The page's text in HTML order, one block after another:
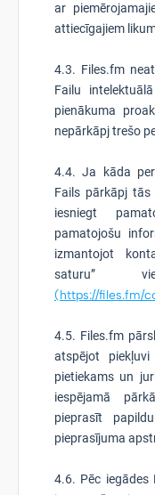
ar
attiecīgajiem
4.3. Files.fm
Failu
pienākuma
nepārkāpj trešo
4.4. Ja kāda
Fails pārkāpj
iesniegt
pamatojošu
izmantojot
saturu”
(https://files.fm/
4.5. Files.fm
atspējot
pietiekams un
iespējamā
pieprasīt
pieprasījuma
4.6. Pēc iegādes